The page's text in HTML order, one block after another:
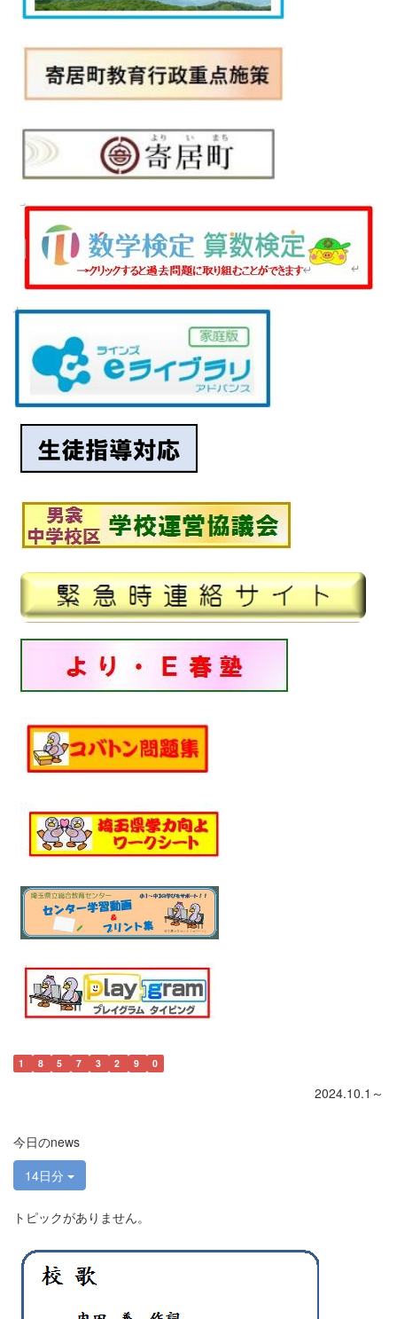
1 8 5 7 3 2 9 0
2024.10.1～
今日のnews
14日分
トピックがありません。